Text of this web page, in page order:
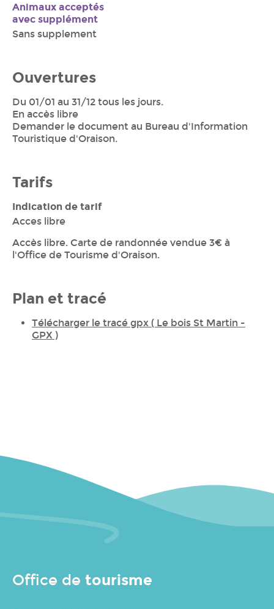
Animaux acceptés
avec supplément
Sans supplement
Ouvertures
Du 01/01 au 31/12 tous les jours.
En accès libre
Demander le document au Bureau d'Information
Touristique d'Oraison.
Tarifs
Indication de tarif
Acces libre
Accès libre. Carte de randonnée vendue 3€ à
l'Office de Tourisme d'Oraison.
Plan et tracé
Télécharger le tracé gpx ( Le bois St Martin -
GPX )
Office de tourisme